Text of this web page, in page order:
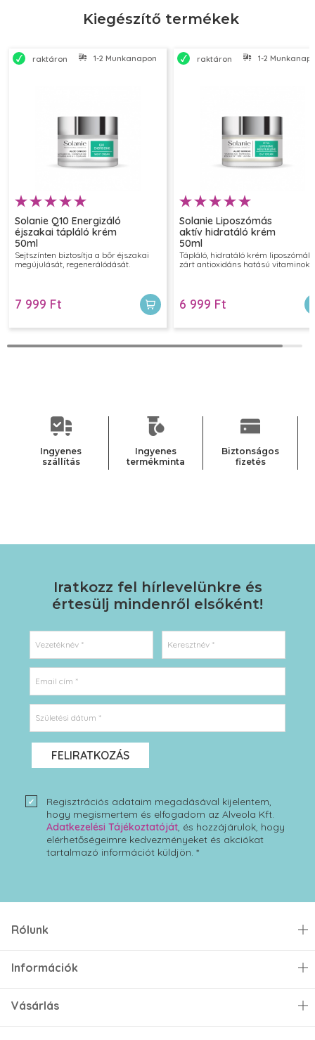
hidratál. Nagyon praktikus a mindennapi rutinban.
2025.09.22
Több éve használom,szuper
2025.02.02
Évek óta szenvedek száraz bőrrel de ez a termék eddig
hatásosnak bizonyul. Ha elfogy biztosan fogok venni
még egyet.
2025.01.13
Ha bőrápolás, akkor aloe vera. Szeretem ezt a növényt,
mert sok jó hatása van a bőrre. Ezt a krémet is emiatt
2022.05.27
Kiegészítő termékek
raktáron 1-2 Munkanapon belül szállítjuk
Solanie Q10 Energizáló
éjszakai tápláló krém
50ml
Sejtszínten biztosítja a bőr éjszakai
megújulását, regenerálódását.
7 999 Ft
raktáron 1-2
Solanie Liposzómás
aktív hidratáló krém
50ml
Tápláló, hidratáló krém
zárt antioxidáns hatású
6 999 Ft
Ingyenes
szállítás
Ingyenes
termékminta
Biztonságos
fizetés
Iratkozz fel hírlevelünkre és
értesülj mindenről elsőként!
Vezetéknév * Keresztnév *
Email cím *
Születési dátum *
FELIRATKOZÁS
Regisztrációs adataim megadásával kijelentem,
hogy megismertem és elfogadom az Alveola Kft.
Adatkezelési Tájékoztatóját, és hozzájárulok, hogy
elérhetőségeimre kedvezményeket és akciókat
tartalmazó információt küldjön. *
Rólunk
Információk
Vásárlás